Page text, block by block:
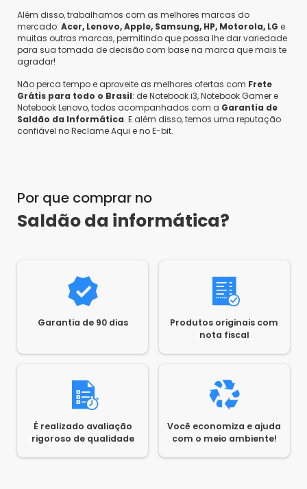
Olá Marlon,
Peço que mencione o produto desejado para
que eu possa esclarecer sua duvida.
Anderson G. • um ano atrás• -1
E novo ou usado?
É um produto recertificado em condições de
fábrica, é um produto que volta para o
beneficiando o comprador e possibilitando
economizar dinheiro na compra.
• -1
Saldão da Informática um ano atrás
Olá Scoth,
Peço que mencione o produto desejado para
Além disso, trabalhamos com as melhores marcas do
mercado: Acer, Lenovo, Apple, Samsung, HP, Motorola, LG e
muitas outras marcas, permitindo que possa lhe dar variedade
para sua tomada de decisão com base na marca que mais te
agradar!
Não perca tempo e aproveite as melhores ofertas com Frete
Grátis para todo o Brasil: de Notebook i3, Notebook Gamer e
Notebook Lenovo, todos acompanhados com a Garantia de
Saldão da Informática. E além disso, temos uma reputação
confiável no Reclame Aqui e no E-bit.
Por que comprar no
Saldão da informática?
Garantia de 90 dias
Produtos originais com
nota fiscal
É realizado avaliação
rigoroso de qualidade
Você economiza e ajuda
com o meio ambiente!